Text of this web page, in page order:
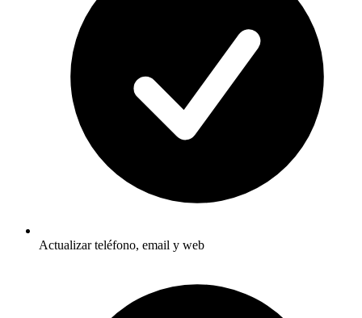
Actualizar teléfono, email y web